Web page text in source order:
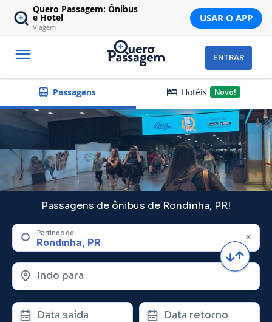
Quero Passagem: Ônibus
e Hotel
Viagem
USAR O APP
ENTRAR
Passagens Hotéis Novo!
Passagens de ônibus de Rondinha, PR!
Partindo de
Indo para
Data saída Data retorno